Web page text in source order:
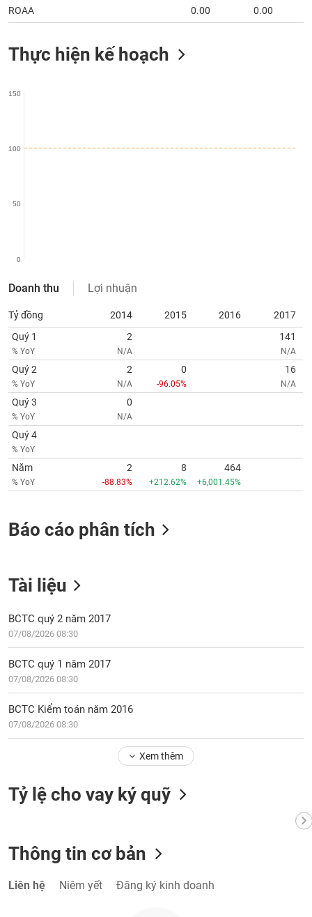
ROAA 0.00 0.00
Thực hiện kế hoạch
0
50
100
150
Doanh thu Lợi nhuận
Tỷ đồng 2014 2015 2016
2017
Quý 1
% YoY
2
N/A
141
N/A
Quý 2
% YoY
2
N/A
0
-96.05%
16
N/A
Quý 3
% YoY
0
N/A
Quý 4
% YoY
Năm
% YoY
2
-88.83%
8
+212.62%
464
+6,001.45%
Báo cáo phân tích
Tài liệu
BCTC quý 2 năm 2017
07/08/2026 08:30
BCTC quý 1 năm 2017
07/08/2026 08:30
BCTC Kiểm toán năm 2016
07/08/2026 08:30
Xem thêm
Tỷ lệ cho vay ký quỹ
Thông tin cơ bản
Liên hệ Niêm yết Đăng ký kinh doanh
Công
cụ
tư
chính
tài
chính